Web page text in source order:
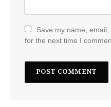
Save my name,
for the next time I